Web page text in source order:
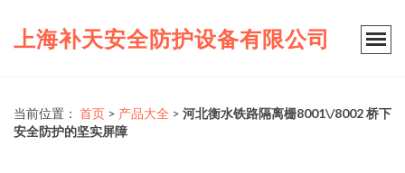
上海补天安全防护设备有限公司
当前位置： 首页 > 产品大全 > 河北衡水铁路隔离栅8001\/8002 桥下
安全防护的坚实屏障